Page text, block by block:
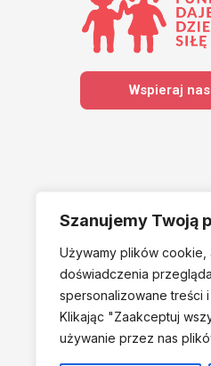
Szanujemy Twoją
Używamy plików
doświadczenia
spersonalizowane treści
Klikając "Zaakceptuj
używanie przez nas
Wspieraj nas
Należymy do